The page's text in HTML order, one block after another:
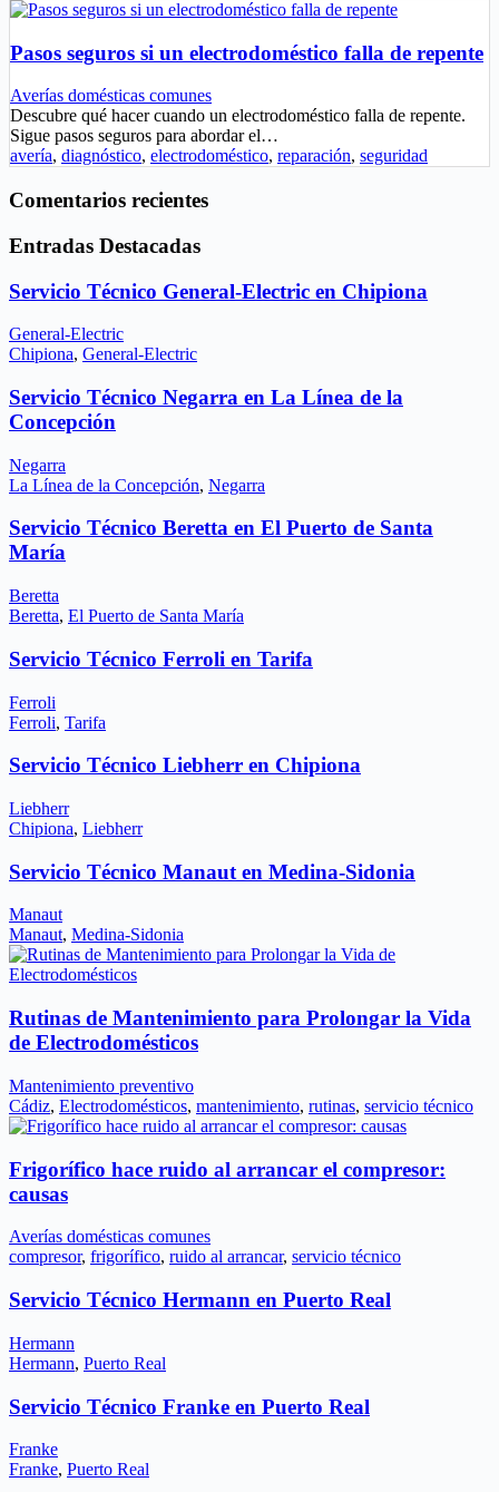
Pasos seguros si un electrodoméstico falla de repente
Averías domésticas comunes
Descubre qué hacer cuando un electrodoméstico falla de repente.
Sigue pasos seguros para abordar el…
avería, diagnóstico, electrodoméstico, reparación, seguridad
Comentarios recientes
Entradas Destacadas
Servicio Técnico General-Electric en Chipiona
General-Electric
Chipiona, General-Electric
Servicio Técnico Negarra en La Línea de la
Concepción
Negarra
La Línea de la Concepción, Negarra
Servicio Técnico Beretta en El Puerto de Santa
María
Beretta
Beretta, El Puerto de Santa María
Servicio Técnico Ferroli en Tarifa
Ferroli
Ferroli, Tarifa
Servicio Técnico Liebherr en Chipiona
Liebherr
Chipiona, Liebherr
Servicio Técnico Manaut en Medina-Sidonia
Manaut
Manaut, Medina-Sidonia
Rutinas de Mantenimiento para Prolongar la Vida
de Electrodomésticos
Mantenimiento preventivo
Cádiz, Electrodomésticos, mantenimiento, rutinas, servicio técnico
Frigorífico hace ruido al arrancar el compresor:
causas
Averías domésticas comunes
compresor, frigorífico, ruido al arrancar, servicio técnico
Servicio Técnico Hermann en Puerto Real
Hermann
Hermann, Puerto Real
Servicio Técnico Franke en Puerto Real
Franke
Franke, Puerto Real